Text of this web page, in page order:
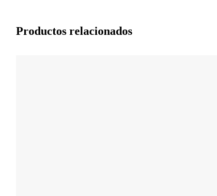
Productos relacionados